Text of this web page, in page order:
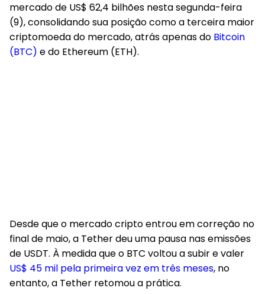
mercado de US$ 62,4 bilhões nesta segunda-feira
(9), consolidando sua posição como a terceira maior
criptomoeda do mercado, atrás apenas do Bitcoin
(BTC) e do Ethereum (ETH).
Desde que o mercado cripto entrou em correção no
final de maio, a Tether deu uma pausa nas emissões
de USDT. À medida que o BTC voltou a subir e valer
US$ 45 mil pela primeira vez em três meses, no
entanto, a Tether retomou a prática.